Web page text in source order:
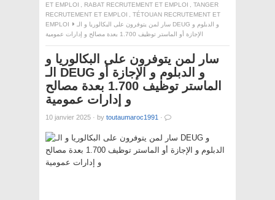
ET EMPLOI , RABAT RECRUTEMENT ET EMPLOI , TANGER
RECRUTEMENT ET EMPLOI , TÉTOUAN RECRUTEMENT ET
EMPLOI
سار لمن يتوفرون على البكالوريا و الـ DEUG و الدبلوم و
الإجازة أو الماستر توظيف 1.700 بعدة مصالح و إدارات عمومية
سار لمن يتوفرون على البكالوريا و
الـ DEUG و الدبلوم و الإجازة أو
الماستر توظيف 1.700 بعدة مصالح
و إدارات عمومية
10 janvier 2025 · by toutaumaroc1991 ·